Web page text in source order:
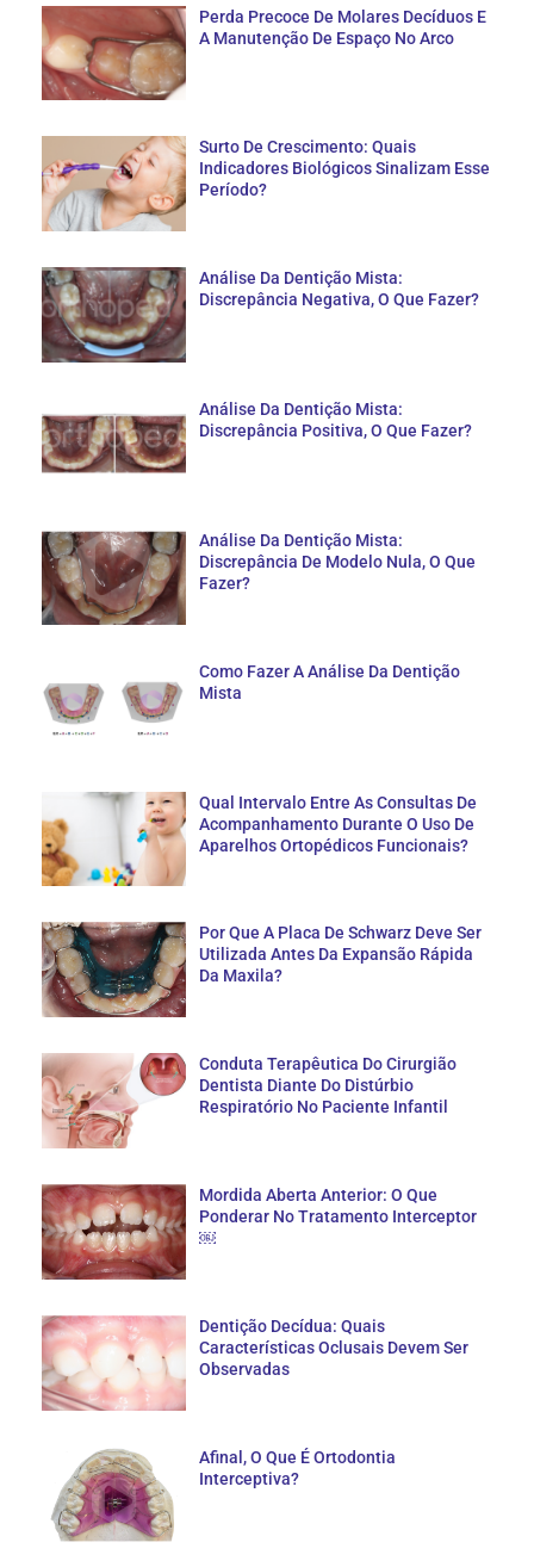
Perda Precoce De Molares Decíduos E
A Manutenção De Espaço No Arco
Surto De Crescimento: Quais
Indicadores Biológicos Sinalizam Esse
Período?
Análise Da Dentição Mista:
Discrepância Negativa, O Que Fazer?
Análise Da Dentição Mista:
Discrepância Positiva, O Que Fazer?
Análise Da Dentição Mista:
Discrepância De Modelo Nula, O Que
Fazer?
Como Fazer A Análise Da Dentição
Mista
Qual Intervalo Entre As Consultas De
Acompanhamento Durante O Uso De
Aparelhos Ortopédicos Funcionais?
Por Que A Placa De Schwarz Deve Ser
Utilizada Antes Da Expansão Rápida
Da Maxila?
Conduta Terapêutica Do Cirurgião
Dentista Diante Do Distúrbio
Respiratório No Paciente Infantil
Mordida Aberta Anterior: O Que
Ponderar No Tratamento Interceptor
￼
Dentição Decídua: Quais
Características Oclusais Devem Ser
Observadas
Afinal, O Que É Ortodontia
Interceptiva?